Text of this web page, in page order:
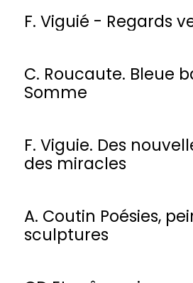
F. Viguié - Regards
C. Roucaute. Bleue
Somme
F. Viguie. Des
des miracles
A. Coutin Poésies,
sculptures